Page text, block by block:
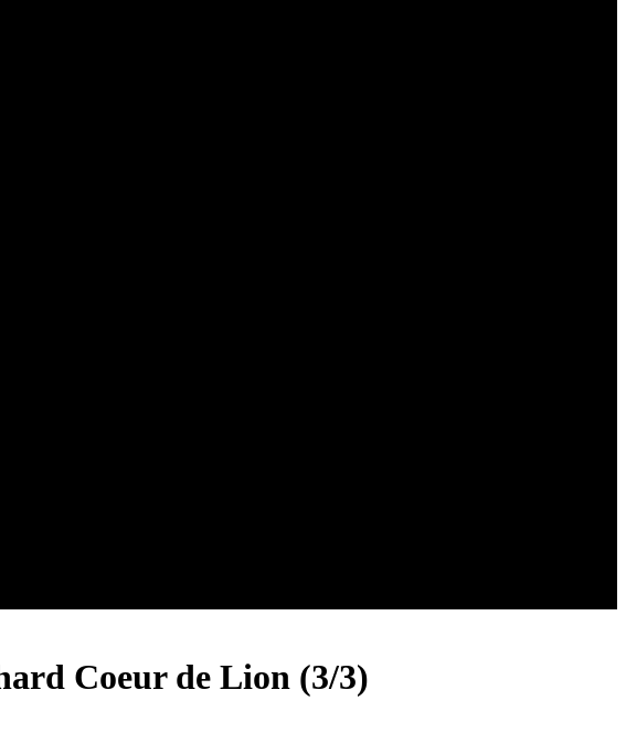
Coeur de Lion (3/3)